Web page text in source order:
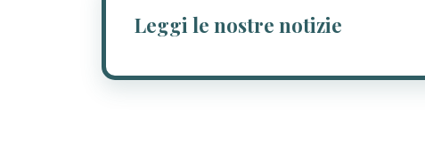
Leggi le nostre notizie